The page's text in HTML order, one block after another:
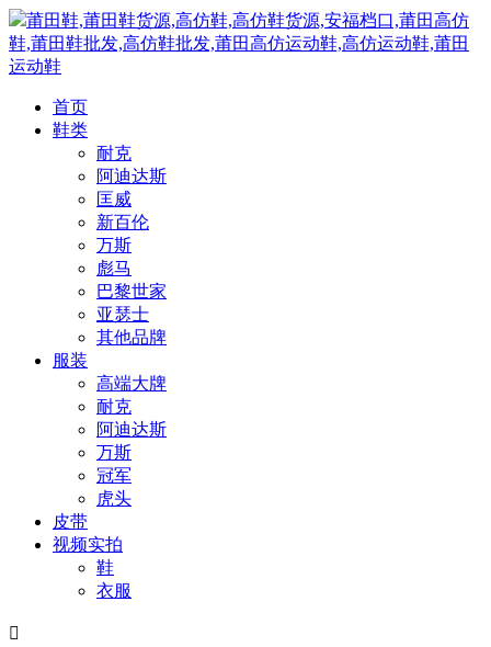
莆田鞋,莆田鞋货源,高仿鞋,高仿鞋货源,安福档口,莆田高仿
鞋,莆田鞋批发,高仿鞋批发,莆田高仿运动鞋,高仿运动鞋,莆田
运动鞋
首页
鞋类
耐克
阿迪达斯
匡威
新百伦
万斯
彪马
巴黎世家
亚瑟士
其他品牌
服装
高端大牌
耐克
阿迪达斯
万斯
冠军
虎头
皮带
视频实拍
鞋
衣服
